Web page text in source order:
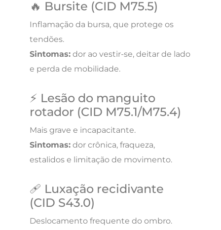
🔥 Bursite (CID M75.5)
Inflamação da bursa, que protege os
tendões.
Sintomas: dor ao vestir-se, deitar de lado
e perda de mobilidade.
⚡ Lesão do manguito
rotador (CID M75.1/M75.4)
Mais grave e incapacitante.
Sintomas: dor crônica, fraqueza,
estalidos e limitação de movimento.
🩹 Luxação recidivante
(CID S43.0)
Deslocamento frequente do ombro.